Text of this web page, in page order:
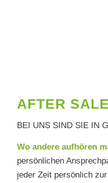
AFTER
BEI UNS SIND SIE IN
Wo andere aufhören
persönlichen
jeder Zeit persönlich